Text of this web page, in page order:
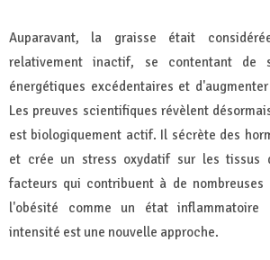
Auparavant, la graisse était
relativement inactif, se contentant de
énergétiques excédentaires et
Les preuves scientifiques révèlent
est biologiquement actif. Il sécrète des
et crée un stress oxydatif sur les tissus
facteurs qui contribuent à de nombreuses
l'obésité comme un état inflammatoire
intensité est une nouvelle approche.